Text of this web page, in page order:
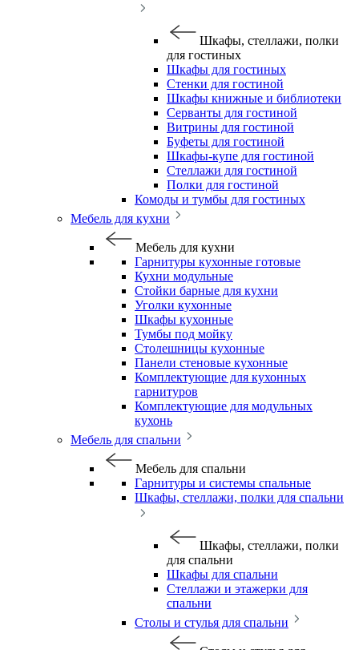
Шкафы, стеллажи, полки
для гостиных
Шкафы для гостиных
Стенки для гостиной
Шкафы книжные и библиотеки
Серванты для гостиной
Витрины для гостиной
Буфеты для гостиной
Шкафы-купе для гостиной
Стеллажи для гостиной
Полки для гостиной
Комоды и тумбы для гостиных
Мебель для кухни
Мебель для кухни
Гарнитуры кухонные готовые
Кухни модульные
Стойки барные для кухни
Уголки кухонные
Шкафы кухонные
Тумбы под мойку
Столешницы кухонные
Панели стеновые кухонные
Комплектующие для кухонных
гарнитуров
Комплектующие для модульных
кухонь
Мебель для спальни
Мебель для спальни
Гарнитуры и системы спальные
Шкафы, стеллажи, полки для спальни
Шкафы, стеллажи, полки
для спальни
Шкафы для спальни
Стеллажи и этажерки для
спальни
Столы и стулья для спальни